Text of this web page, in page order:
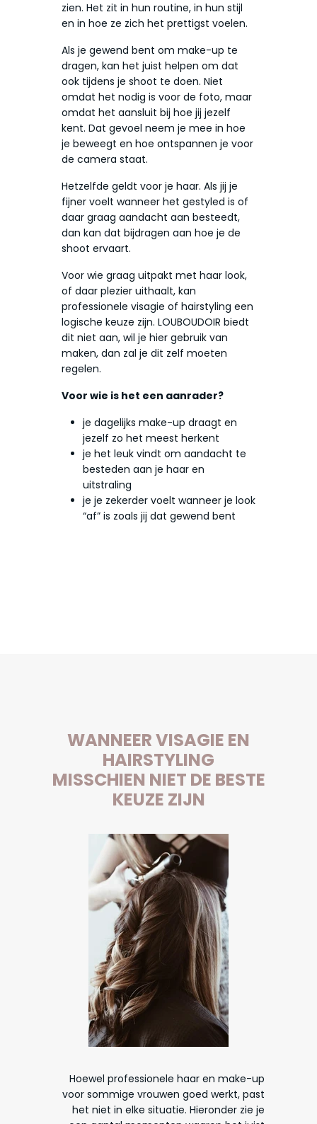
zien. Het zit in hun routine, in hun stijl
en in hoe ze zich het prettigst voelen.
Als je gewend bent om make-up te
dragen, kan het juist helpen om dat
ook tijdens je shoot te doen. Niet
omdat het nodig is voor de foto, maar
omdat het aansluit bij hoe jij jezelf
kent. Dat gevoel neem je mee in hoe
je beweegt en hoe ontspannen je voor
de camera staat.
Hetzelfde geldt voor je haar. Als jij je
fijner voelt wanneer het gestyled is of
daar graag aandacht aan besteedt,
dan kan dat bijdragen aan hoe je de
shoot ervaart.
Voor wie graag uitpakt met haar look,
of daar plezier uithaalt, kan
professionele visagie of hairstyling een
logische keuze zijn. LOUBOUDOIR biedt
dit niet aan, wil je hier gebruik van
maken, dan zal je dit zelf moeten
regelen.
Voor wie is het een aanrader?
je dagelijks make-up draagt en
jezelf zo het meest herkent
je het leuk vindt om aandacht te
besteden aan je haar en
uitstraling
je je zekerder voelt wanneer je look
“af” is zoals jij dat gewend bent
WANNEER VISAGIE EN
HAIRSTYLING
MISSCHIEN NIET DE BESTE
KEUZE ZIJN
Hoewel professionele haar en make-up
voor sommige vrouwen goed werkt, past
het niet in elke situatie. Hieronder zie je